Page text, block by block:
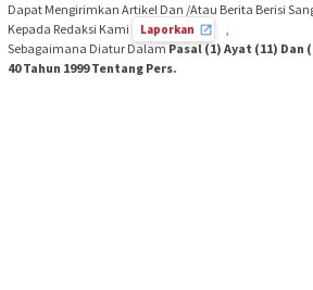
Dapat Mengirimkan Artikel Dan /Atau Berita Berisi
Kepada Redaksi Kami
Laporkan
,
Sebagaimana Diatur DalamPasal (1) Ayat (11) Dan
40 Tahun 1999 Tentang Pers.